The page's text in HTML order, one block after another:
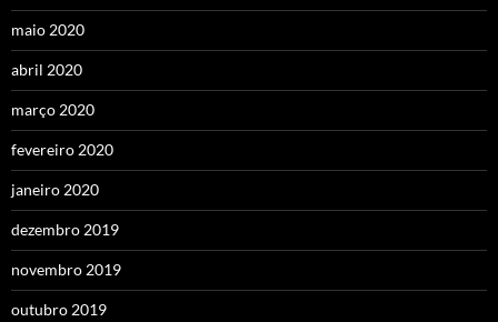
maio 2020
abril 2020
março 2020
fevereiro 2020
janeiro 2020
dezembro 2019
novembro 2019
outubro 2019